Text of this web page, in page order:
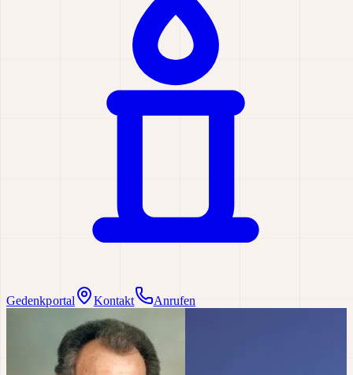
Gedenkportal Kontakt Anrufen